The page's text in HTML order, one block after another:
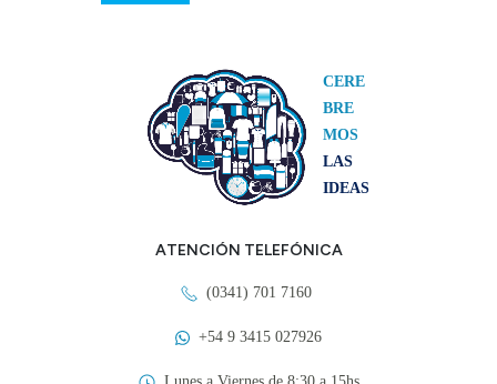
CERE
BRE
MOS
LAS
IDEAS
ATENCIÓN TELEFÓNICA
(0341) 701 7160
+54 9 3415 027926